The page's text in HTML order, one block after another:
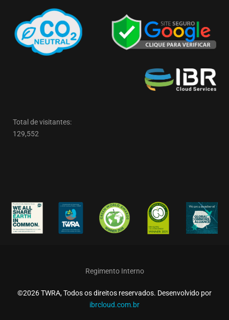
Total de visitantes:
129,552
Regimento Interno
©2026 TWRA, Todos os direitos reservados. Desenvolvido por
ibrcloud.com.br